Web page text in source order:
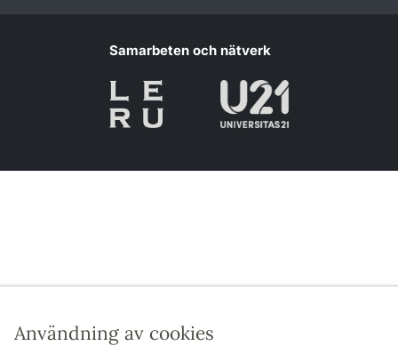
Användning av cookies
Samarbeten och nätverk